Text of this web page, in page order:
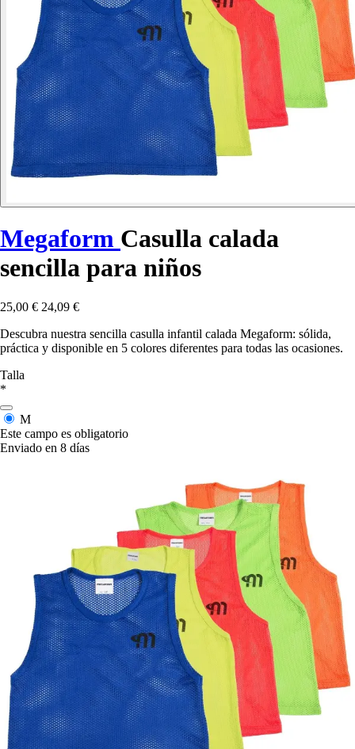
Megaform Casulla calada
sencilla para niños
25,00 € 24,09 €
Descubra nuestra sencilla casulla infantil calada Megaform: sólida,
práctica y disponible en 5 colores diferentes para todas las ocasiones.
Talla
*
M
Este campo es obligatorio
Enviado en 8 días